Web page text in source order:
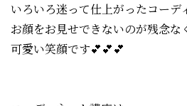
いろいろ迷って仕上がったコーデ
お顔をお見せできないのが残念な
可愛い笑顔です💕💕💕